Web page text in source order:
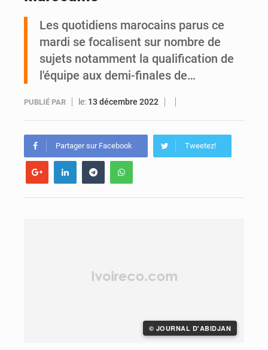
Yopougon : la DGI recommande le paiement en ligne des impôts pendant les perturbations liées au défilé du 7 août
Les quotidiens marocains parus ce
mardi se focalisent sur nombre de
sujets notamment la qualification de
l'équipe aux demi-finales de…
PUBLIÉ PAR le: 13 décembre 2022
Partager sur Facebook Tweetez!
© JOURNAL D'ABIDJAN